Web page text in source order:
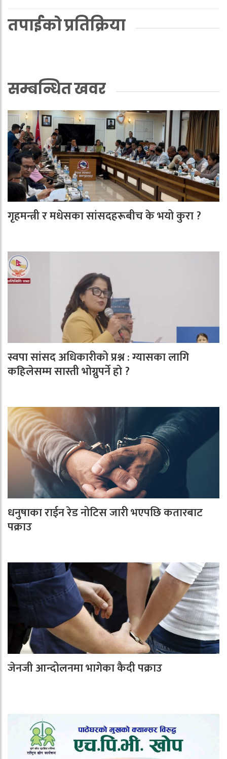
तपाईको प्रतिक्रिया
सम्बन्धित खवर
गृहमन्त्री र मधेसका सांसदहरूबीच के भयो कुरा ?
स्वपा सांसद अधिकारीको प्रश्न : ग्यासका लागि
कहिलेसम्म सास्ती भोग्नुपर्ने हो ?
धनुषाका राईन रेड नोटिस जारी भएपछि कतारबाट
पक्राउ
जेनजी आन्दोलनमा भागेका कैदी पक्राउ